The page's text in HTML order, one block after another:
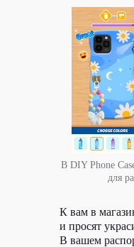
В DIY Phone
для
К вам в
и просят
В вашем
РЫБА, 2026
Политика
TELEGRAM